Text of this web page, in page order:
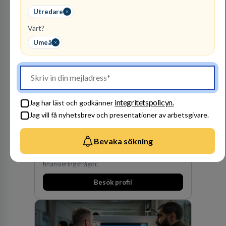
Utredare
Vart?
Umeå
Jag har läst och godkänner integritetspolicyn.
Jag vill få nyhetsbrev och presentationer av arbetsgivare.
Bevaka sökning
Kommuninvest
KOMMUNFINANSIERING
Kommuninvest är en medlemsorganisation som
utifrån en kommunal värdegrund verkningsfullt
företräder den kommunala sektorn i
finansieringsfrågor.
Besök profil